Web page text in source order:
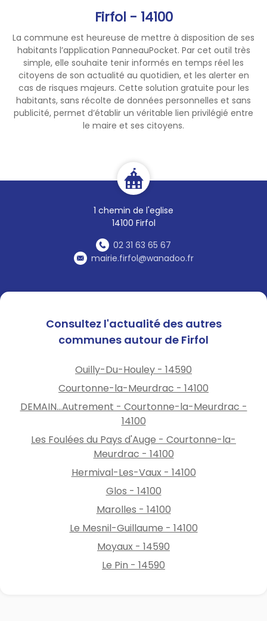
Firfol - 14100
La commune est heureuse de mettre à disposition de ses
habitants l’application PanneauPocket. Par cet outil très
simple, elle souhaite tenir informés en temps réel les
citoyens de son actualité au quotidien, et les alerter en
cas de risques majeurs. Cette solution gratuite pour les
habitants, sans récolte de données personnelles et sans
publicité, permet d’établir un véritable lien privilégié entre
le maire et ses citoyens.
1 chemin de l'eglise
14100 Firfol
02 31 63 65 67
mairie.firfol@wanadoo.fr
Consultez l'actualité des autres
communes autour de Firfol
Ouilly-Du-Houley - 14590
Courtonne-la-Meurdrac - 14100
DEMAIN...Autrement - Courtonne-la-Meurdrac -
14100
Les Foulées du Pays d'Auge - Courtonne-la-
Meurdrac - 14100
Hermival-Les-Vaux - 14100
Glos - 14100
Marolles - 14100
Le Mesnil-Guillaume - 14100
Moyaux - 14590
Le Pin - 14590